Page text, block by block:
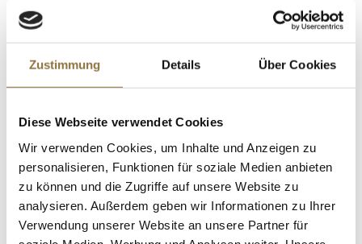
Zustimmung Details Über Cookies
Diese Webseite verwendet Cookies
Wir verwenden Cookies, um Inhalte und Anzeigen zu
personalisieren, Funktionen für soziale Medien anbieten
zu können und die Zugriffe auf unsere Website zu
analysieren. Außerdem geben wir Informationen zu Ihrer
Verwendung unserer Website an unsere Partner für
LEBENSMITTELKENNZEICHNUNGEN
Voelkel - Rote Bete-Saft, BIO, 700 ml
Art.Nr.:15907
€ 4,10
/ Liter